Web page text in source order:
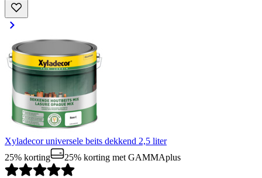
Xyladecor universele beits dekkend 2,5 liter
25% korting
25% korting met GAMMAplus